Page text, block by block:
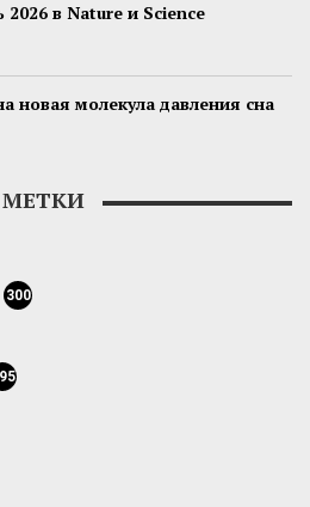
в Nature и Science
новая молекула давления сна
МЕТКИ
300